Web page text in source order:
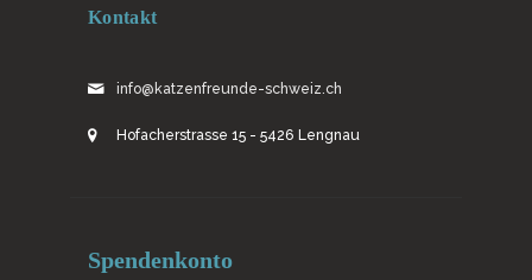
Kontakt
info@katzenfreunde-schweiz.ch
Hofacherstrasse 15 - 5426 Lengnau
Spendenkonto